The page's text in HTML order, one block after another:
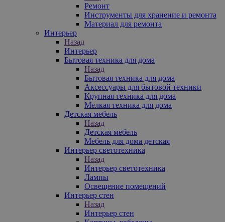
Ремонт
Инструменты для хранение и ремонта
Материал для ремонта
Интерьер
Назад
Интерьер
Бытовая техника для дома
Назад
Бытовая техника для дома
Аксессуары для бытовой техники
Крупная техника для дома
Мелкая техника для дома
Детская мебель
Назад
Детская мебель
Мебель для дома детская
Интерьер светотехника
Назад
Интерьер светотехника
Лампы
Освещение помещений
Интерьер стен
Назад
Интерьер стен